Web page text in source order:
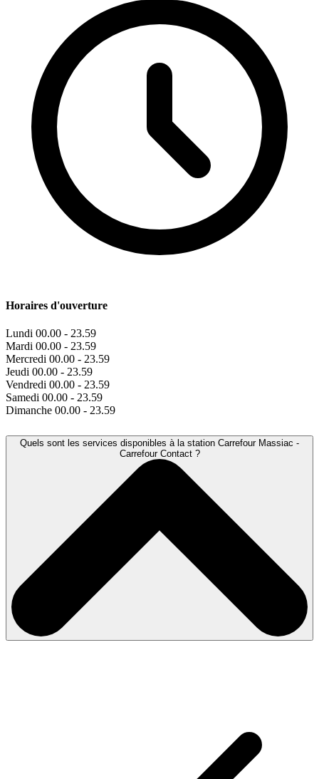
Horaires d'ouverture
Lundi 00.00 - 23.59
Mardi 00.00 - 23.59
Mercredi 00.00 - 23.59
Jeudi 00.00 - 23.59
Vendredi 00.00 - 23.59
Samedi 00.00 - 23.59
Dimanche 00.00 - 23.59
Quels sont les services disponibles à la station Carrefour Massiac -
Carrefour Contact ?